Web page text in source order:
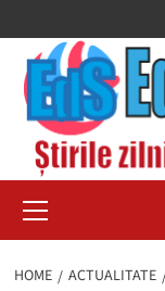
to
content
Menu
HOME ACTUALITATE